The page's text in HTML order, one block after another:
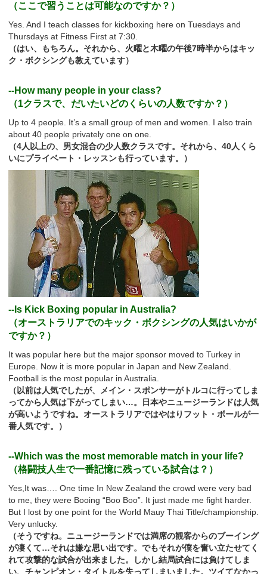
（ここで習うことは可能なのですか？）
Yes. And I teach classes for kickboxing here on Tuesdays and
Thursdays at Fitness First at 7:30.
（はい、もちろん。それから、火曜と木曜の午後7時半からはキッ
ク・ボクシングも教えています）
--How many people in your class?
（1クラスで、だいたいどのくらいの人数ですか？）
Up to 4 people. It’s a small group of men and women. I also train
about 40 people privately one on one.
（4人以上の、男女混合の少人数クラスです。それから、40人くら
いにプライベート・レッスンも行っています。）
--Is Kick Boxing popular in Australia?
（オーストラリアでのキック・ボクシングの人気はいかが
ですか？）
It was popular here but the major sponsor moved to Turkey in
Europe. Now it is more popular in Japan and New Zealand.
Football is the most popular in Australia.
（以前は人気でしたが、メイン・スポンサーがトルコに行ってしま
ってから人気は下がってしまい…。日本やニュージーランドは人気
が高いようですね。オーストラリアではやはりフット・ボールが一
番人気です。）
--Which was the most memorable match in your life?
（格闘技人生で一番記憶に残っている試合は？）
Yes,It was…. One time In New Zealand the crowd were very bad
to me, they were Booing “Boo Boo”. It just made me fight harder.
But I lost by one point for the World Mauy Thai Title/championship.
Very unlucky.
（そうですね。ニュージーランドでは満席の観客からのブーイング
が凄くて…それは嫌な思い出です。でもそれが僕を奮い立たせてく
れて攻撃的な試合が出来ました。しかし結局試合には負けてしま
い、チャンピオン・タイトルを失ってしまいました。ツイてなかっ